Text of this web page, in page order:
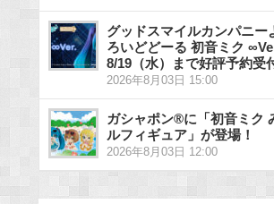
グッドスマイルカンパニー
ろいどどーる 初音ミク
8/19（水）まで好評予約受
2026年8月03日 15:00
ガシャポン®に「初音ミク
ルフィギュア」が登場！
2026年8月03日 12:00